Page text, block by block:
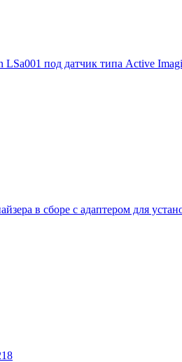
под датчик типа Active
в сборе с адаптером для